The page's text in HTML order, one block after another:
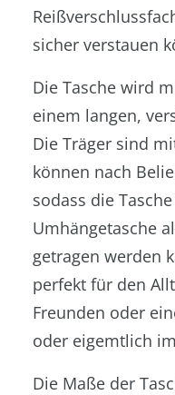
sicher verstauen
Die Tasche wird
einem langen,
Die Träger sind
können nach
sodass die
Umhängetasche
getragen werden
perfekt für den
Freunden oder
oder eigemtlich
Die Maße der